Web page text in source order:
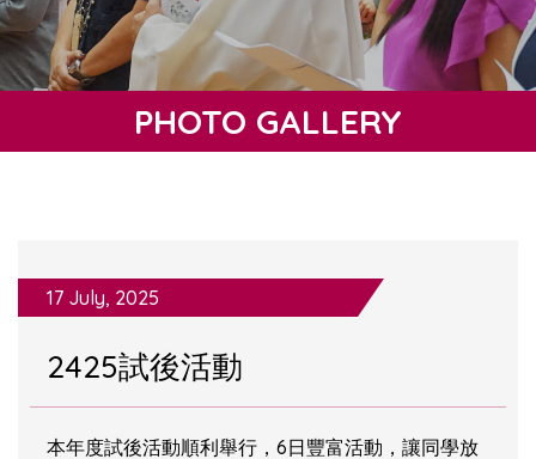
PHOTO GALLERY
17 July, 2025
2425試後活動
本年度試後活動順利舉行，6日豐富活動，讓同學放